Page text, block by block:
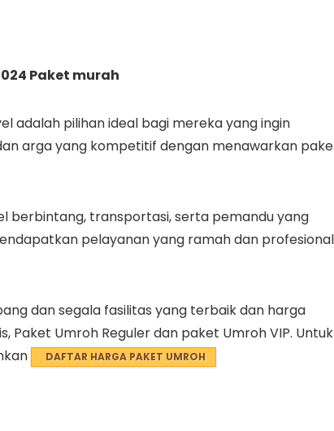
Paket murah
adalah pilihan ideal bagi mereka yang ingin
arga yang kompetitif dengan menawarkan
berbintang, transportasi, serta pemandu yang
pelayanan yang ramah dan profesional
dan segala fasilitas yang terbaik dan harga
Paket Umroh Reguler dan paket Umroh VIP. Untuk
DAFTAR HARGA PAKET UMROH